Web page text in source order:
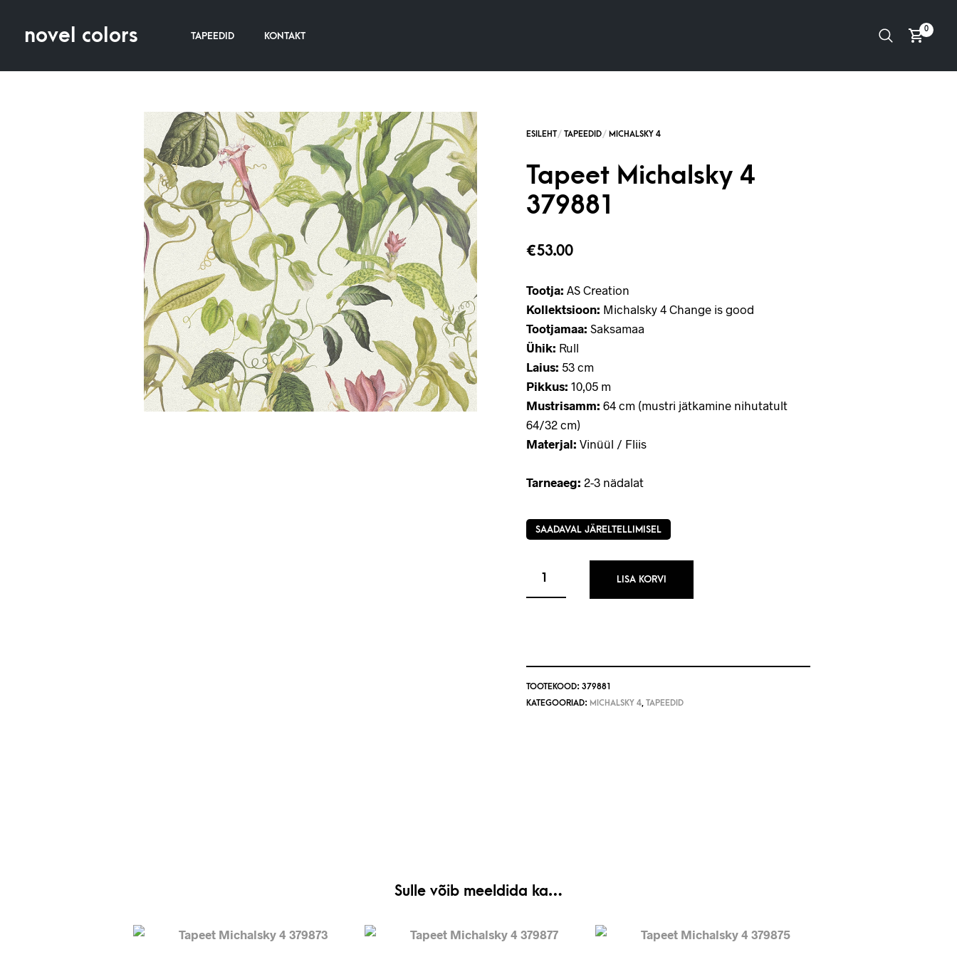
TAPEEDID KONTAKT
novel colors 0
Tapeet Michalsky 4
379881
€53.00
Tootja: AS Creation
Kollektsioon: Michalsky 4 Change is good
Tootjamaa: Saksamaa
Ühik: Rull
Laius: 53 cm
Pikkus: 10,05 m
Mustrisamm: 64 cm (mustri jätkamine nihutatult
64/32 cm)
Materjal: Vinüül / Fliis
Tarneaeg: 2-3 nädalat
SAADAVAL JÄRELTELLIMISEL
LISA KORVI
TOOTEKOOD: 379881
KATEGOORIAD: MICHALSKY 4, TAPEEDID
Sulle võib meeldida ka…